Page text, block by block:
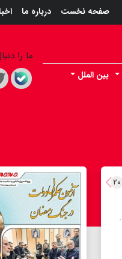
صفحه نخست درباره ما
بین الملل
ما را
۲۰